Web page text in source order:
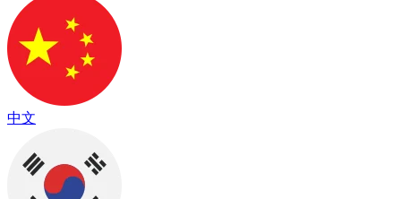
中文